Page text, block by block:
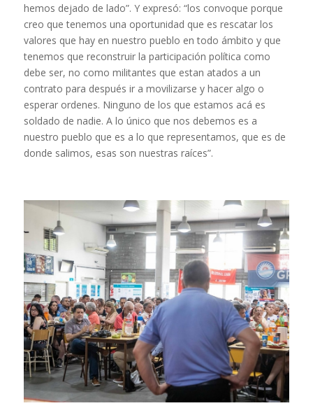
hemos dejado de lado”. Y expresó: “los convoque porque
creo que tenemos una oportunidad que es rescatar los
valores que hay en nuestro pueblo en todo ámbito y que
tenemos que reconstruir la participación política como
debe ser, no como militantes que estan atados a un
contrato para después ir a movilizarse y hacer algo o
esperar ordenes. Ninguno de los que estamos acá es
soldado de nadie. A lo único que nos debemos es a
nuestro pueblo que es a lo que representamos, que es de
donde salimos, esas son nuestras raíces”.